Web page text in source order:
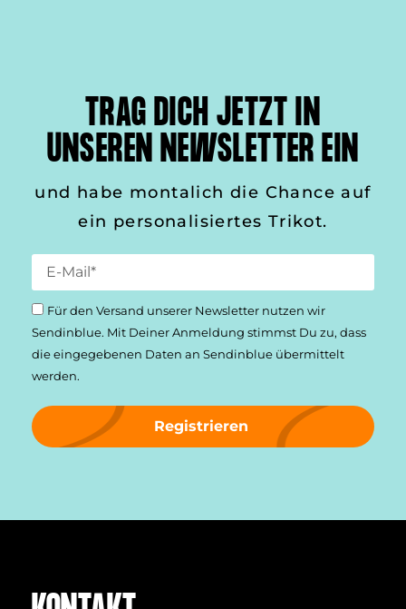
TRAG DICH JETZT IN
UNSEREN NEWSLETTER EIN
und habe montalich die Chance auf
ein personalisiertes Trikot.
Für den Versand unserer Newsletter nutzen wir
Sendinblue. Mit Deiner Anmeldung stimmst Du zu, dass
die einge­gebenen Daten an Sendinblue übermittelt
werden.
Registrieren